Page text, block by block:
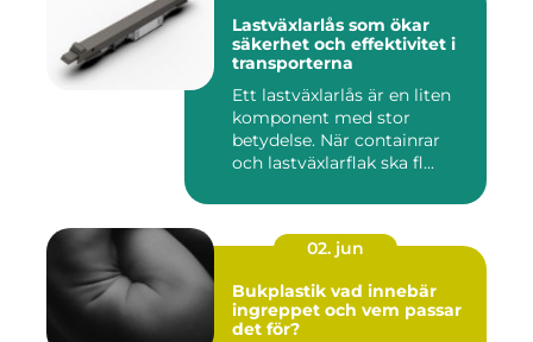
Lastväxlarlås som ökar
säkerhet och effektivitet i
transporterna
Ett lastväxlarlås är en liten
komponent med stor
betydelse. När containrar
och lastväxlarflak ska fl...
02. jun
Bukplastik vad innebär
ingreppet och vem passar
det för?